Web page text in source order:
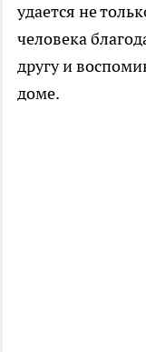
удается не
человека
другу и
доме.